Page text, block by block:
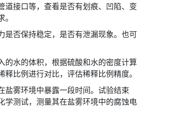
道接口等，查看是否有划痕、凹陷、变
是否保持稳定，是否有泄漏现象。也可
的水的体积，根据硫酸和水的密度计算
比例进行对比，评估稀释比例精度。
盐雾环境中暴露一段时间。试验结束
学测试，测量其在盐雾环境中的腐蚀电